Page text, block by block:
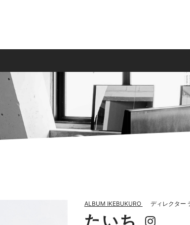
たいち
ALBUM IKEBUKURO ディレクター